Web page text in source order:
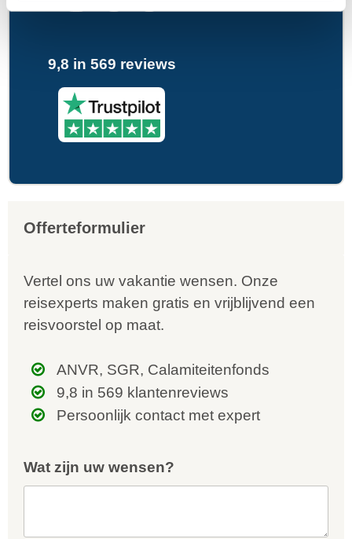
9,8 in 569 reviews
Offerteformulier
Vertel ons uw vakantie wensen. Onze
reisexperts maken gratis en vrijblijvend een
reisvoorstel op maat.
ANVR, SGR, Calamiteitenfonds
9,8 in 569 klantenreviews
Persoonlijk contact met expert
Wat zijn uw wensen?